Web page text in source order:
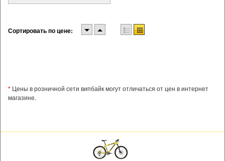
Сортировать по цене:
* Цены в розничной сети випбайк могут отличаться от цен в интернет
магазине.